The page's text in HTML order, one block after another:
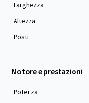
Larghezza
Altezza
Posti
Motore e prestazioni
Potenza